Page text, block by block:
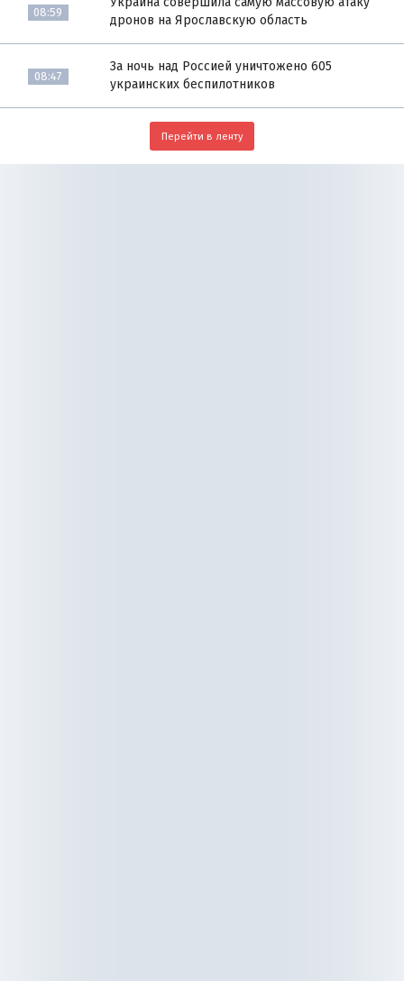
08:59
дронов на Ярославскую область
08:47
За ночь над Россией уничтожено 605
украинских беспилотников
Перейти в ленту